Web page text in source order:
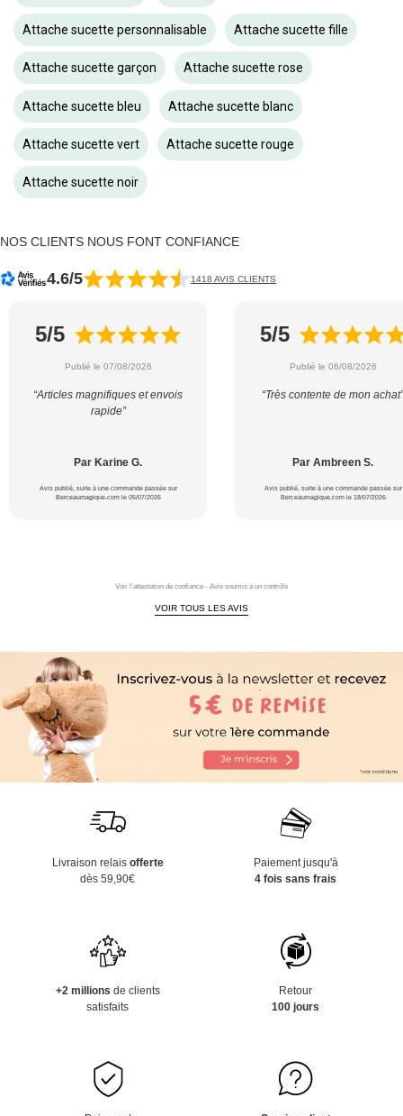
Attache sucette personnalisable Attache sucette fille
Attache sucette garçon Attache sucette rose
Attache sucette bleu Attache sucette blanc
Attache sucette vert Attache sucette rouge
Attache sucette noir
NOS CLIENTS NOUS FONT CONFIANCE
4.6/5 1418 AVIS CLIENTS
5/5
Publié le 07/08/2026
“Articles magnifiques et envois
rapide”
Par Karine G.
Avis publié, suite à une commande passée sur
Berceaumagique.com le 05/07/2026
5/5
Publié le 06/08/2026
“Très contente de mon achat”
Par Ambreen S.
Avis publié, suite à une commande passée sur
Berceaumagique.com le 18/07/2026
Voir l'attestation de confiance - Avis soumis à un contrôle
VOIR TOUS LES AVIS
Livraison relais offerte
dès 59,90€
Paiement jusqu'à
4 fois sans frais
+2 millions de clients
satisfaits
Retour
100 jours